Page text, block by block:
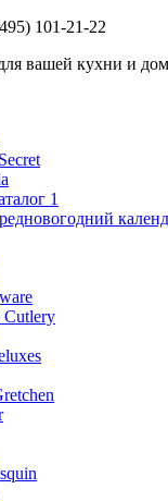
101-21-22
вашей кухни и
1
Cutlery